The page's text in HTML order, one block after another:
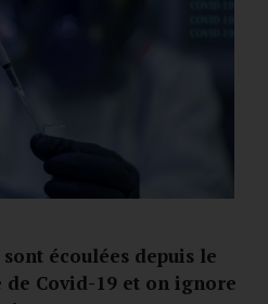
écoulées depuis le
de Covid-19 et on ignore